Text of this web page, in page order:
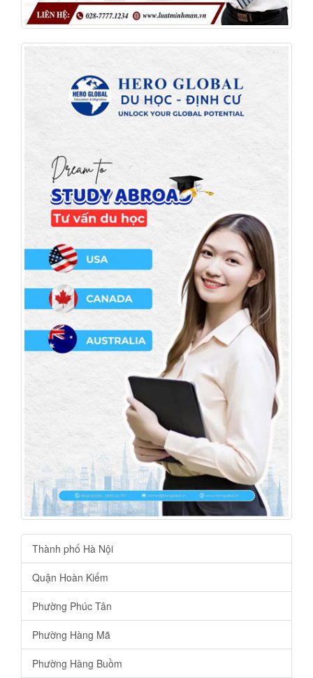
Thành phố Hà Nội
Quận Hoàn Kiếm
Phường Phúc Tân
Phường Hàng Mã
Phường Hàng Buồm